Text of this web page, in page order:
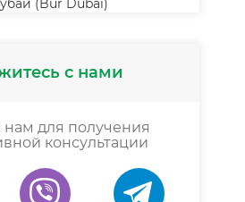
(Bur Dubai)
с нами
для получения
консультации